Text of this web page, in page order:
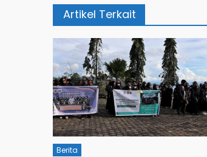
Artikel Terkait
Berita